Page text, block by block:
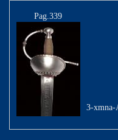
Pag.339
3-xmna-